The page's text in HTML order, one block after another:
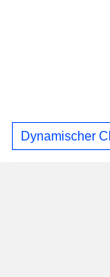
Dynamischer